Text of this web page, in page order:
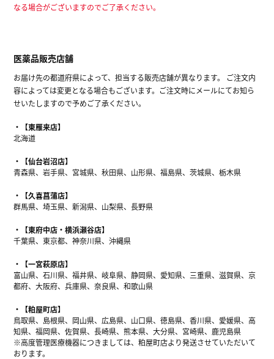
なる場合がございますのでご了承ください。
医薬品販売店舗
お届け先の都道府県によって、担当する販売店舗が異なります。 ご注文内
容によっては変更となる場合もございます。ご注文時にメールにてお知ら
せいたしますので予めご了承ください。
【東雁来店】
北海道
【仙台岩沼店】
青森県、岩手県、宮城県、秋田県、山形県、福島県、茨城県、栃木県
【久喜菖蒲店】
群馬県、埼玉県、新潟県、山梨県、長野県
【東府中店・横浜瀬谷店】
千葉県、東京都、神奈川県、沖縄県
【一宮萩原店】
富山県、石川県、福井県、岐阜県、静岡県、愛知県、三重県、滋賀県、京
都府、大阪府、兵庫県、奈良県、和歌山県
【粕屋町店】
鳥取県、島根県、岡山県、広島県、山口県、徳島県、香川県、愛媛県、高
知県、福岡県、佐賀県、長崎県、熊本県、大分県、宮崎県、鹿児島県
※高度管理医療機器につきましては、粕屋町店より発送させていただいて
おります。